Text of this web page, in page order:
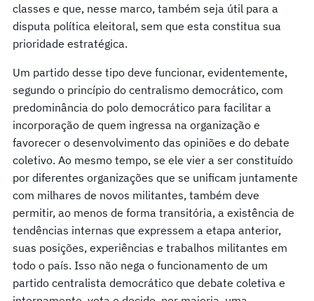
classes e que, nesse marco, também seja útil para a
disputa política eleitoral, sem que esta constitua sua
prioridade estratégica.
Um partido desse tipo deve funcionar, evidentemente,
segundo o princípio do centralismo democrático, com
predominância do polo democrático para facilitar a
incorporação de quem ingressa na organização e
favorecer o desenvolvimento das opiniões e do debate
coletivo. Ao mesmo tempo, se ele vier a ser constituído
por diferentes organizações que se unificam juntamente
com milhares de novos militantes, também deve
permitir, ao menos de forma transitória, a existência de
tendências internas que expressem a etapa anterior,
suas posições, experiências e trabalhos militantes em
todo o país. Isso não nega o funcionamento de um
partido centralista democrático que debate coletiva e